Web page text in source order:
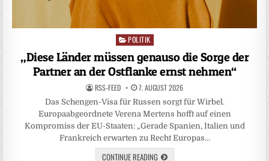
Posted
POLITIK
„Diese Länder müssen genauso die Sorge der
Partner an der Ostflanke ernst nehmen“
RSS-FEED 7. AUGUST 2026
Das Schengen-Visa für Russen sorgt für Wirbel.
Europaabgeordnete Verena Mertens hofft auf einen
Kompromiss der EU-Staaten: „Gerade Spanien, Italien und
Frankreich erwarten zu Recht Europas…
CONTINUE READING